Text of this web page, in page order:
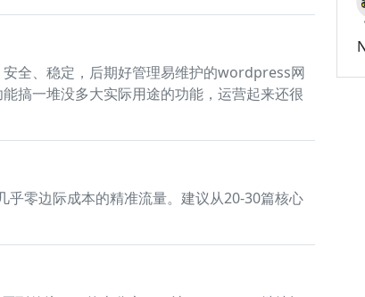
全、稳定，后期好管理易维护的wordpress网
搞一堆没多大实际用途的功能，运营起来还很
乎零边际成本的精准流量。建议从20-30篇核心